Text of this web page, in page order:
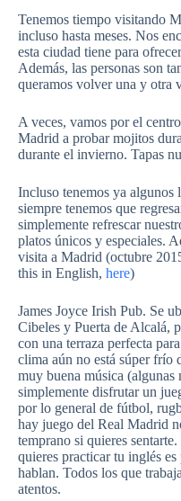
Tenemos tiempo visitando
incluso hasta meses. Nos
esta ciudad tiene para
Además, las personas son
queramos volver una y otra
A veces, vamos por el
Madrid a probar mojitos
durante el invierno. Tapas
Incluso tenemos ya algunos
siempre tenemos que
simplemente refrescar
platos únicos y especiales.
visita a Madrid (octubre
this in English, here)
James Joyce Irish Pub. Se
Cibeles y Puerta de Alcalá,
con una terraza perfecta
clima aún no está súper frío
muy buena música (algunas
simplemente disfrutar un
por lo general de fútbol,
hay juego del Real Madrid
temprano si quieres
quieres practicar tu inglés
hablan. Todos los que
atentos.